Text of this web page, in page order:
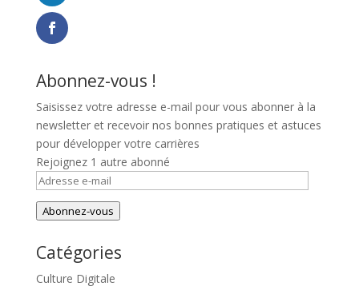
Abonnez-vous !
Saisissez votre adresse e-mail pour vous abonner à la
newsletter et recevoir nos bonnes pratiques et astuces
pour développer votre carrières
Rejoignez 1 autre abonné
Adresse
e-
mail
Abonnez-vous
Catégories
Culture Digitale